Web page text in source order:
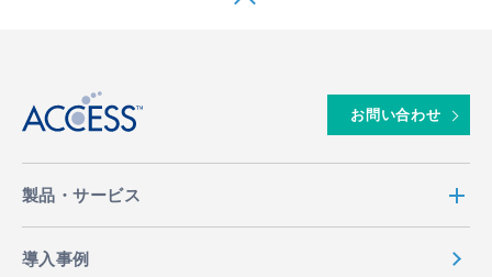
お問い合わせ
製品・サービス
導入事例